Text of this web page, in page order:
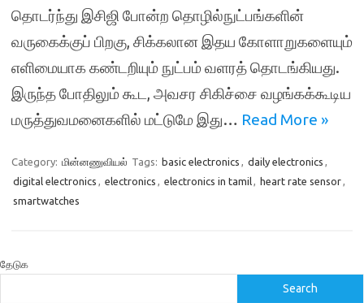
தொடர்ந்து இசிஜி போன்ற தொழில்நுட்பங்களின்
வருகைக்குப் பிறகு, சிக்கலான இதய கோளாறுகளையும்
எளிமையாக கண்டறியும் நுட்பம் வளரத் தொடங்கியது.
இருந்த போதிலும் கூட, அவசர சிகிச்சை வழங்கக்கூடிய
மருத்துவமனைகளில் மட்டுமே இது… Read More »
Category: மின்னணுவியல் Tags: basic electronics , daily electronics ,
digital electronics , electronics , electronics in tamil, heart rate sensor,
smartwatches
தேடுக
Search